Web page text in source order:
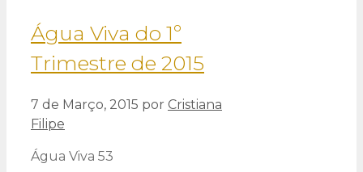
Água Viva do 1º
Trimestre de 2015
7 de Março, 2015 por Cristiana
Filipe
Água Viva 53